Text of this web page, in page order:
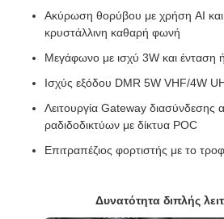
Ακύρωση θορύβου με χρήση AI
κρυστάλλινη καθαρή φωνή
Μεγάφωνο με ισχύ 3W και ένταση
Ισχύς εξόδου DMR 5W VHF/4W
Λειτουργία Gateway διασύνδεσης
ραδιδοδικτύων με δίκτυα POC
Επιτραπέζιος φορτιστής με το
Δυνατότητα διπλής